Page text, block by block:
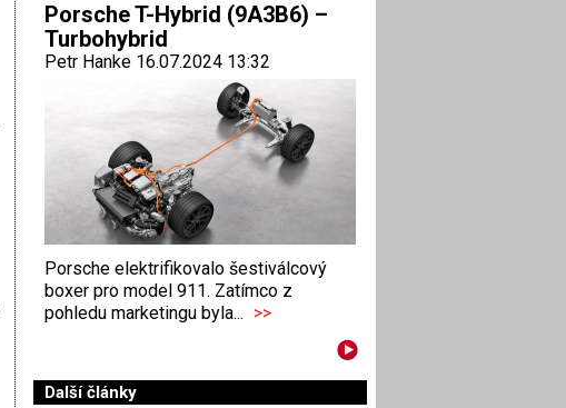
Porsche T-Hybrid (9A3B6) –
Turbohybrid
Petr Hanke 16.07.2024 13:32
Porsche elektrifikovalo šestiválcový
boxer pro model 911. Zatímco z
pohledu marketingu byla... >>
Další články